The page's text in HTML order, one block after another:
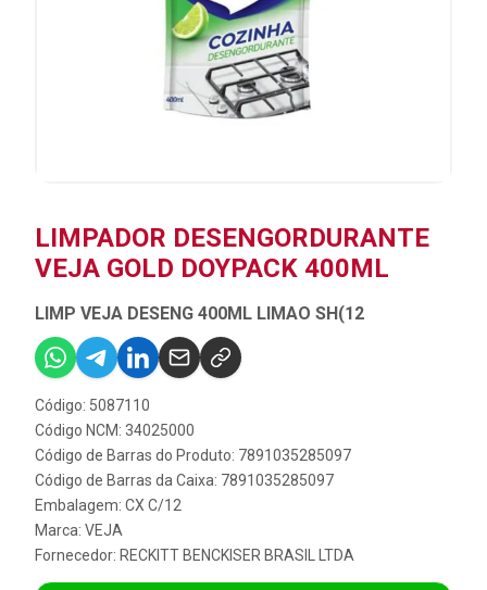
LIMPADOR DESENGORDURANTE
VEJA GOLD DOYPACK 400ML
LIMP VEJA DESENG 400ML LIMAO SH(12
Código: 5087110
Código NCM: 34025000
Código de Barras do Produto: 7891035285097
Código de Barras da Caixa: 7891035285097
Embalagem: CX C/12
Marca: VEJA
Fornecedor: RECKITT BENCKISER BRASIL LTDA